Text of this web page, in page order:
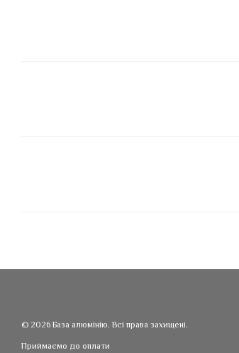
© 2026 База алюмінію. Всі права захищені.
Приймаємо до оплати